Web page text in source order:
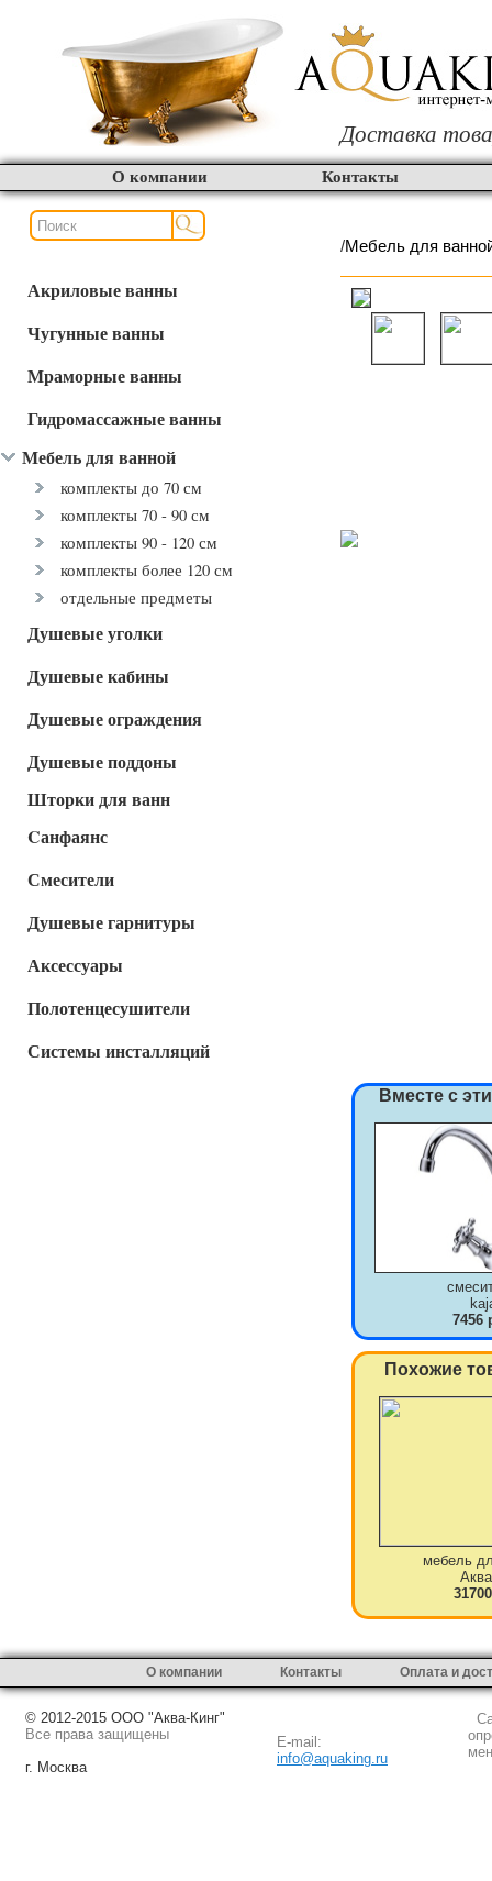
Доставка
О компании Контакты
Акриловые ванны
Чугунные ванны
Мраморные ванны
Гидромассажные ванны
Мебель для ванной
комплекты до 70 см
комплекты 70 - 90 см
комплекты 90 - 120 см
комплекты более 120 см
отдельные предметы
Душевые уголки
Душевые кабины
Душевые ограждения
Душевые поддоны
Шторки для ванн
Cанфаянс
Смесители
Душевые гарнитуры
Аксессуары
Полотенцесушители
Системы инсталляций
/Мебель для
Вместе с
7456
Похожие
мебель
О компании Контакты Оплата и
© 2012-2015 ООО "Аква-Кинг"
Все права защищены
г. Москва
E-mail:
info@aquaking.ru